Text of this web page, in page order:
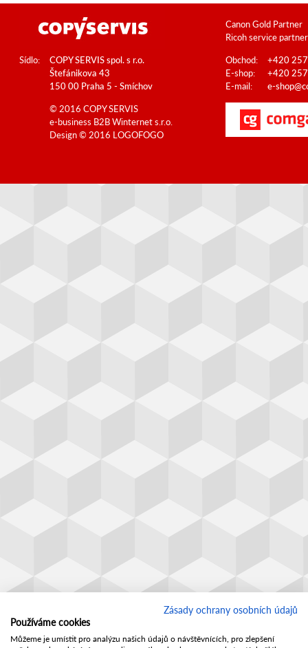
Canon Gold Partner
Ricoh service partner
Sídlo:
COPY SERVIS spol. s r.o.
Štefánikova 43
150 00 Praha 5 - Smíchov
Obchod:
+420
E-shop:
+420
E-mail:
e-
© 2016 COPY SERVIS
e-business B2BWinternet s.r.o.
Design © 2016 LOGOFOGO
Zásady ochrany osobních údajů
Používáme cookies
Můžeme je umístit pro analýzu našich údajů o návštěvnících, pro zlepšení